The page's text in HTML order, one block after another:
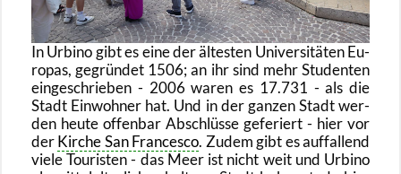
In Ur­bi­no gibt es eine der äl­tes­ten Uni­ver­si­tä­ten Eu­
ro­pas, ge­grün­det 1506; an ihr sind mehr Stu­den­ten
ein­ge­schrie­ben - 2006 waren es 17.731 - als die
Stadt Ein­woh­ner hat. Und in der gan­zen Stadt wer­
den heute of­fen­bar Ab­schlüs­se ge­fe­riert - hier vor
derKir­che San Fran­ces­co. Zudem gibt es auf­fal­lend
viele Tou­ris­ten - das Meer ist nicht weit und Ur­bi­no